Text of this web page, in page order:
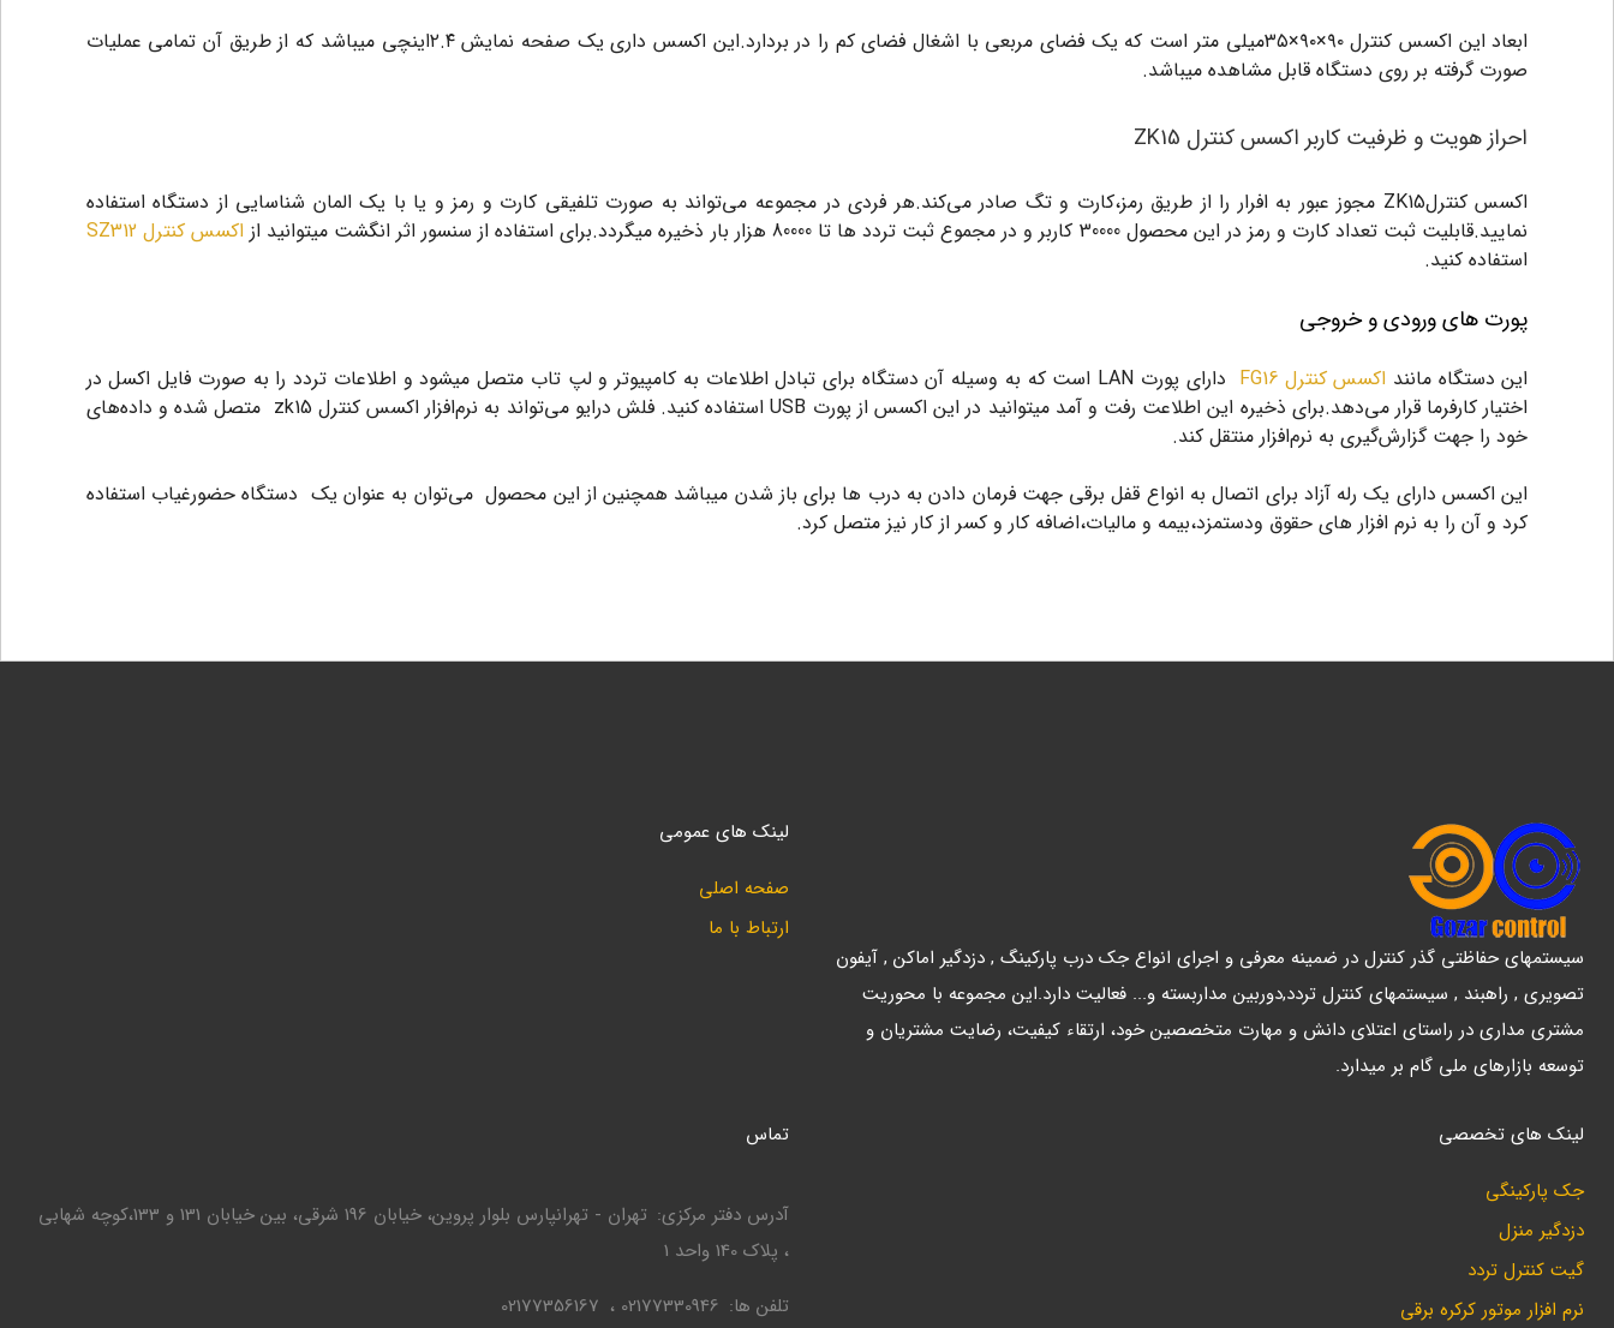
ابعاد این اکسس کنترل ۹۰×۹۰×۳۵میلی متر است که یک فضای مربعی با اشغال فضای کم را در بردارد.این اکسس داری یک صفحه نمایش ۲.۴اینچی میباشد که از طریق آن تمامی عملیات
صورت گرفته بر روی دستگاه قابل مشاهده میباشد.
احراز هویت و ظرفیت کاربر اکسس کنترل ZK15
اکسس کنترلZK15 مجوز عبور به افرار را از طریق رمز،کارت و تگ صادر می‌کند.هر فردی در مجموعه می‌تواند به صورت تلفیقی کارت و رمز و یا با يک المان شناسایی از دستگاه استفاده
نمایید.قابلیت ثبت تعداد کارت و رمز در این محصول 30000 کاربر و در مجموع ثبت تردد ها تا 80000 هزار بار ذخیره میگردد.برای استفاده از سنسور اثر انگشت میتوانید از
اکسس کنترل SZ312
استفاده کنید.
پورت های ورودی و خروجی
این دستگاه مانند اکسس کنترل FG16
دارای پورت LAN است که به‌ وسیله آن دستگاه برای تبادل اطلاعات به کامپیوتر و لپ تاب متصل میشود و اطلاعات تردد را به صورت فایل اکسل در
اختیار کارفرما قرار می‌دهد.برای ذخیره این اطلاعت رفت و آمد میتوانید در این اکسس از پورت USB استفاده کنید. فلش درایو می‌تواند به نرم‌افزار اكسس كنترل zk15 متصل شده و داده‌های
خود را جهت گزارش‌گیری به نرم‌افزار منتقل کند.
این اکسس دارای یک رله آزاد برای اتصال به انواع قفل برقی جهت فرمان دادن به درب ها برای باز شدن میباشد همچنین از این محصول می‌توان به عنوان یک دستگاه حضورغیاب استفاده
کرد و آن را به نرم افزار های حقوق ودستمزد،بیمه و مالیات،اضافه کار و کسر از کار نیز متصل کرد.
سیستمهای حفاظتی گذر کنترل در ضمینه معرفی و اجرای انواع جک درب پارکینگ , دزدگیر اماکن , آیفون
تصویری , راهبند , سیستمهای کنترل تردد,دوربین مداربسته و... فعالیت دارد.این مجموعه با محوریت
مشتری مداری در راستای اعتلای دانش و مهارت متخصصین خود، ارتقاء کیفیت، رضایت مشتریان و
توسعه بازارهای ملی گام بر میدارد.
لینک های عمومی
صفحه اصلی
ارتباط با ما
لینک های تخصصی
جک پارکینگی
دزدگیر منزل
گیت کنترل تردد
نرم افزار موتور کرکره برقی
تماس
آدرس دفتر مرکزی
تهران - تهرانپارس بلوار پروین، خیابان 196 شرقی، بین خیابان 131 و 133،کوچه شهابی
، پلاک 140 واحد 1
تلفن ها
02177330946
02177356167